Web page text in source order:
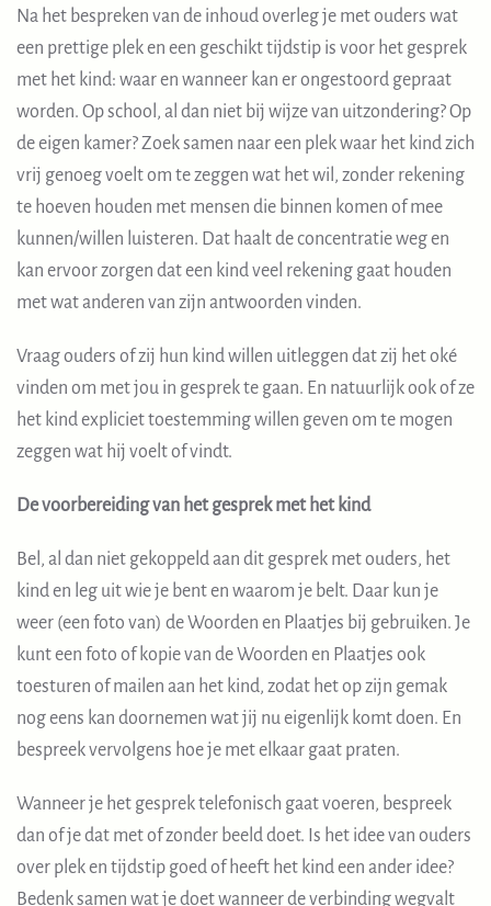
Na het bespreken van de inhoud overleg je met ouders wat
een prettige plek en een geschikt tijdstip is voor het gesprek
met het kind: waar en wanneer kan er ongestoord gepraat
worden. Op school, al dan niet bij wijze van uitzondering? Op
de eigen kamer? Zoek samen naar een plek waar het kind zich
vrij genoeg voelt om te zeggen wat het wil, zonder rekening
te hoeven houden met mensen die binnen komen of mee
kunnen/willen luisteren. Dat haalt de concentratie weg en
kan ervoor zorgen dat een kind veel rekening gaat houden
met wat anderen van zijn antwoorden vinden.
Vraag ouders of zij hun kind willen uitleggen dat zij het oké
vinden om met jou in gesprek te gaan. En natuurlijk ook of ze
het kind expliciet toestemming willen geven om te mogen
zeggen wat hij voelt of vindt.
De voorbereiding van het gesprek met het kind
Bel, al dan niet gekoppeld aan dit gesprek met ouders, het
kind en leg uit wie je bent en waarom je belt. Daar kun je
weer (een foto van) de Woorden en Plaatjes bij gebruiken. Je
kunt een foto of kopie van de Woorden en Plaatjes ook
toesturen of mailen aan het kind, zodat het op zijn gemak
nog eens kan doornemen wat jij nu eigenlijk komt doen. En
bespreek vervolgens hoe je met elkaar gaat praten.
Wanneer je het gesprek telefonisch gaat voeren, bespreek
dan of je dat met of zonder beeld doet. Is het idee van ouders
over plek en tijdstip goed of heeft het kind een ander idee?
Bedenk samen wat je doet wanneer de verbinding wegvalt